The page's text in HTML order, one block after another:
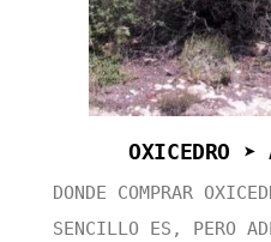
OXICEDRO
DONDE COMPRAR
SENCILLO ES, PERO